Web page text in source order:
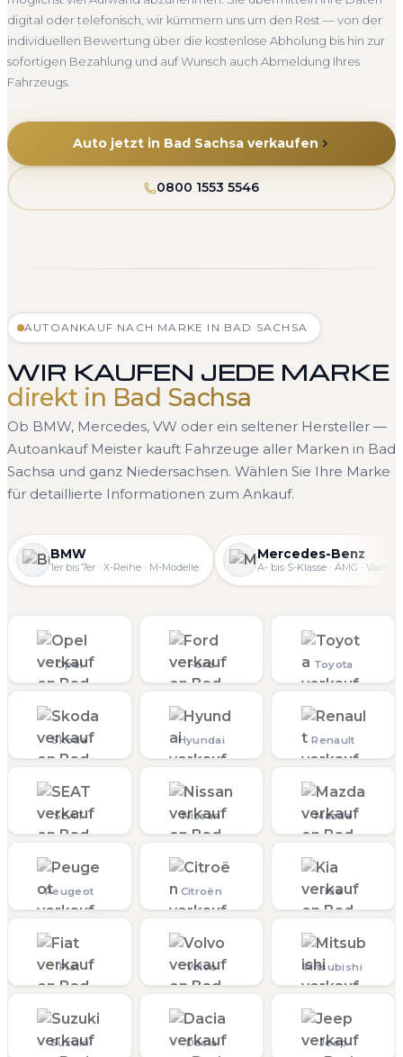
digital oder telefonisch, wir kümmern uns um den Rest — von der
individuellen Bewertung über die kostenlose Abholung bis hin zur
sofortigen Bezahlung und auf Wunsch auch Abmeldung Ihres
Fahrzeugs.
Auto jetzt in Bad Sachsa verkaufen
0800 1553 5546
AUTOANKAUF NACH MARKE IN BAD SACHSA
WIR KAUFEN JEDE MARKE
direkt in Bad Sachsa
Ob BMW, Mercedes, VW oder ein seltener Hersteller —
Autoankauf Meister kauft Fahrzeuge aller Marken in Bad
Sachsa und ganz Niedersachsen. Wählen Sie Ihre Marke
für detaillierte Informationen zum Ankauf.
BMW
1er bis 7er · X-Reihe · M-Modelle
Mercedes-Benz
A- bis S-Klasse · AMG · Vans
Opel Ford Toyota
Skoda Hyundai Renault
SEAT Nissan Mazda
Peugeot Citroën Kia
Fiat Volvo Mitsubishi
Suzuki Dacia Jeep